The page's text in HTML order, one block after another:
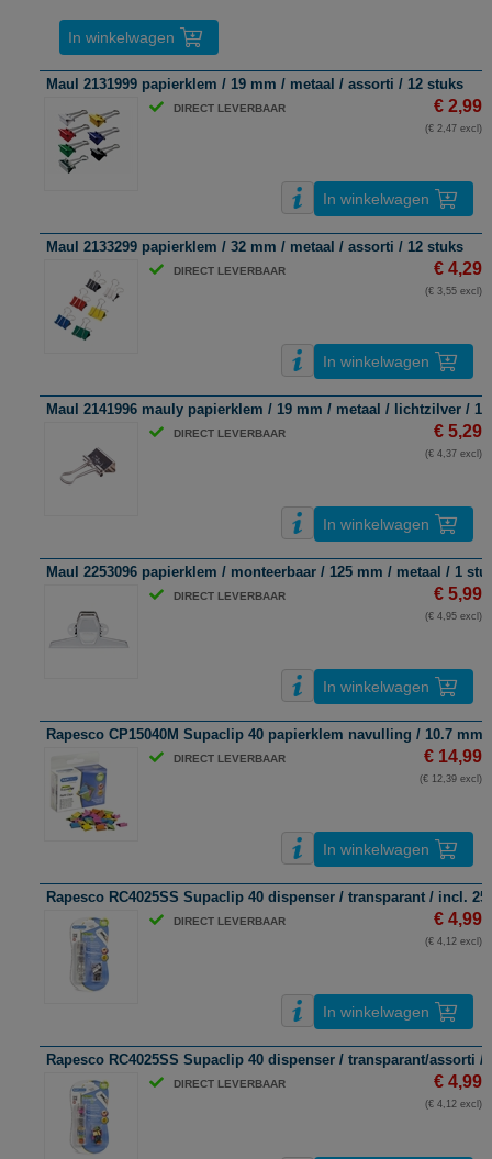
In winkelwagen
Maul 2131999 papierklem / 19 mm / metaal / assorti / 12 stuks
DIRECT LEVERBAAR € 2,99
(€ 2,47 excl)
In winkelwagen
Maul 2133299 papierklem / 32 mm / metaal / assorti / 12 stuks
DIRECT LEVERBAAR € 4,29
(€ 3,55 excl)
In winkelwagen
Maul 2141996 mauly papierklem / 19 mm / metaal / lichtzilver /
DIRECT LEVERBAAR € 5,29
(€ 4,37 excl)
In winkelwagen
Maul 2253096 papierklem / monteerbaar / 125 mm / metaal / 1
DIRECT LEVERBAAR € 5,99
(€ 4,95 excl)
In winkelwagen
Rapesco CP15040M Supaclip 40 papierklem navulling / 10.7 mm
DIRECT LEVERBAAR € 14,99
(€ 12,39 excl)
In winkelwagen
Rapesco RC4025SS Supaclip 40 dispenser / transparant / incl.
DIRECT LEVERBAAR € 4,99
(€ 4,12 excl)
In winkelwagen
Rapesco RC4025SS Supaclip 40 dispenser / transparant/assorti
DIRECT LEVERBAAR € 4,99
(€ 4,12 excl)